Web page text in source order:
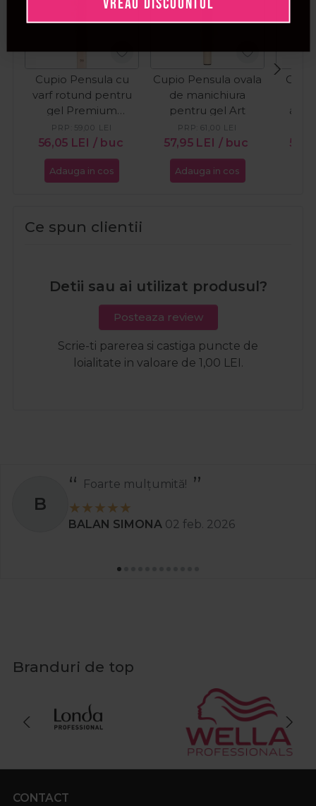
Cupio Pensula cu
varf rotund pentru
gel Premium
Kolinsky Nr. 6
56,05 LEI / buc
PRP: 59,00 LEI
Adauga in cos
Cupio Pensula ovala
de manichiura
pentru gel Art
57,95 LEI / buc
PRP:61,00 LEI
Adauga in cos
Ce spun clientii
Detii sau ai utilizat produsul?
Posteaza review
Scrie-ti parerea si castiga puncte de
loialitate in valoare de 1,00 LEI.
B
Foarte mulțumită!
BALAN SIMONA 02 feb. 2026
Branduri de top
CONTACT